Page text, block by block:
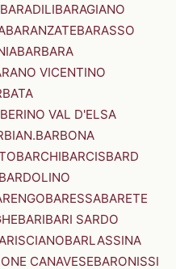
BARADILIBARAGIANO
BARANZATEBARASSO
BARBARA
VICENTINO
VAL D'ELSA
BARBONA
BARCHIBARCISBARD
BARDOLINO
BARESSABARETE
BARIBARI SARDO
BARLASSINA
CANAVESEBARONISSI